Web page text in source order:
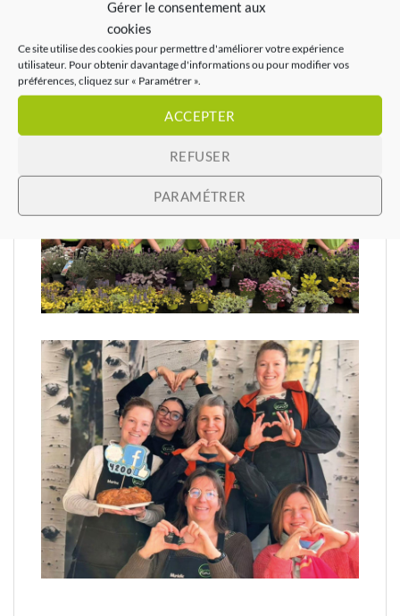
Gérer le consentement aux
cookies
Ce site utilise des cookies pour permettre d'améliorer votre expérience
utilisateur. Pour obtenir davantage d'informations ou pour modifier vos
préférences, cliquez sur « Paramétrer ».
ACCEPTER
REFUSER
PARAMÉTRER
Notre équipe